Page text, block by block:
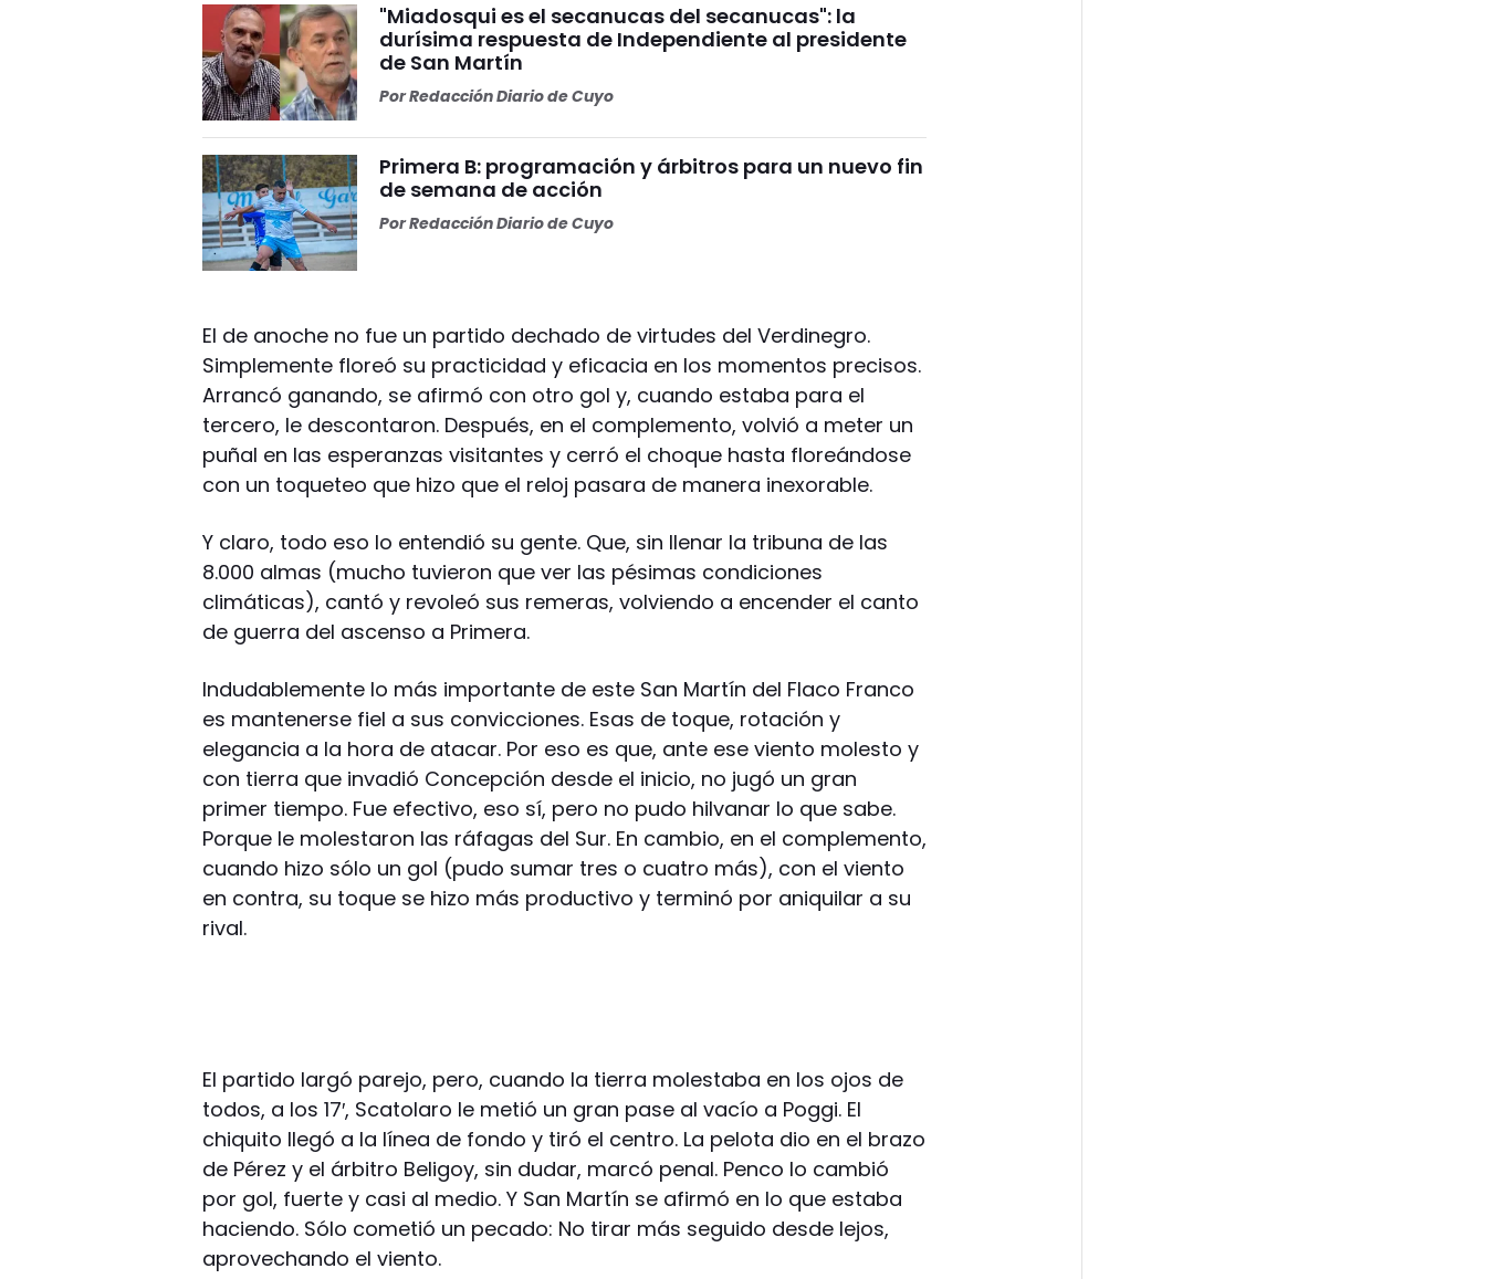
"Miadosqui es el secanucas del secanucas": la
durísima respuesta de Independiente al presidente
de San Martín
PorRedacción Diario de Cuyo
Primera B: programación y árbitros para un nuevo fin
de semana de acción
PorRedacción Diario de Cuyo
El de anoche no fue un partido dechado de virtudes del Verdinegro.
Simplemente floreó su practicidad y eficacia en los momentos precisos.
Arrancó ganando, se afirmó con otro gol y, cuando estaba para el
tercero, le descontaron. Después, en el complemento, volvió a meter un
puñal en las esperanzas visitantes y cerró el choque hasta floreándose
con un toqueteo que hizo que el reloj pasara de manera inexorable.
Y claro, todo eso lo entendió su gente. Que, sin llenar la tribuna de las
8.000 almas (mucho tuvieron que ver las pésimas condiciones
climáticas), cantó y revoleó sus remeras, volviendo a encender el canto
de guerra del ascenso a Primera.
Indudablemente lo más importante de este San Martín del Flaco Franco
es mantenerse fiel a sus convicciones. Esas de toque, rotación y
elegancia a la hora de atacar. Por eso es que, ante ese viento molesto y
con tierra que invadió Concepción desde el inicio, no jugó un gran
primer tiempo. Fue efectivo, eso sí, pero no pudo hilvanar lo que sabe.
Porque le molestaron las ráfagas del Sur. En cambio, en el complemento,
cuando hizo sólo un gol (pudo sumar tres o cuatro más), con el viento
en contra, su toque se hizo más productivo y terminó por aniquilar a su
rival.
El partido largó parejo, pero, cuando la tierra molestaba en los ojos de
todos, a los 17′, Scatolaro le metió un gran pase al vacío a Poggi. El
chiquito llegó a la línea de fondo y tiró el centro. La pelota dio en el brazo
de Pérez y el árbitro Beligoy, sin dudar, marcó penal. Penco lo cambió
por gol, fuerte y casi al medio. Y San Martín se afirmó en lo que estaba
haciendo. Sólo cometió un pecado: No tirar más seguido desde lejos,
aprovechando el viento.